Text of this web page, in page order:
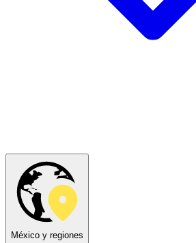
México y regiones